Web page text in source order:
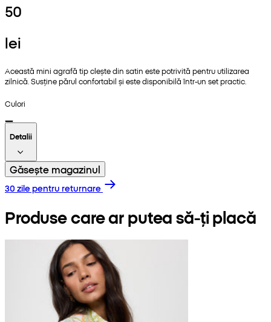
50
lei
Această mini agrafă tip clește din satin este potrivită pentru utilizarea
zilnică. Susține părul confortabil și este disponibilă într-un set practic.
Culori
Detalii
Găsește magazinul
30 zile pentru returnare
Produse care ar putea să-ți placă